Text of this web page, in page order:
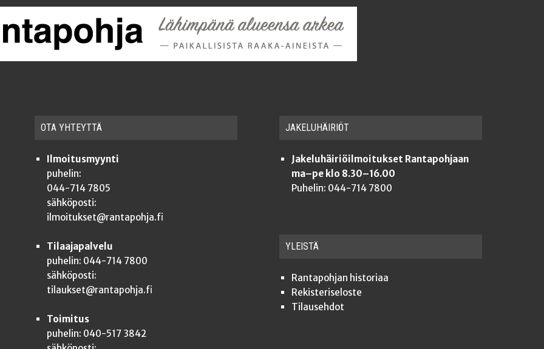
OTA YHTEYT­TÄ
Ilmoitusmyynti
puhelin:
044-714 7805
sähköposti:
ilmoitukset@rantapohja.fi
Tilaajapalvelu
puhelin: 044-714 7800
sähköposti:
tilaukset@rantapohja.fi
Toimitus
puhelin: 040-517 3842
JAKE­LU­HÄI­RIÖT
Jakeluhäiriöilmoitukset Rantapohjaan
ma–pe klo 8.30–16.00
Puhelin: 044-714 7800
YLEISTÄ
Ran­ta­poh­jan historiaa
Rekis­te­ri­se­los­te
Tilauseh­dot